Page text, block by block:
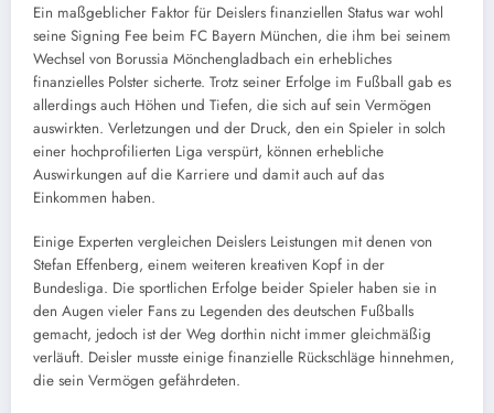
Ein maßgeblicher Faktor für Deislers finanziellen Status war wohl
seine Signing Fee beim FC Bayern München, die ihm bei seinem
Wechsel von Borussia Mönchengladbach ein erhebliches
finanzielles Polster sicherte. Trotz seiner Erfolge im Fußball gab es
allerdings auch Höhen und Tiefen, die sich auf sein Vermögen
auswirkten. Verletzungen und der Druck, den ein Spieler in solch
einer hochprofilierten Liga verspürt, können erhebliche
Auswirkungen auf die Karriere und damit auch auf das
Einkommen haben.
Einige Experten vergleichen Deislers Leistungen mit denen von
Stefan Effenberg, einem weiteren kreativen Kopf in der
Bundesliga. Die sportlichen Erfolge beider Spieler haben sie in
den Augen vieler Fans zu Legenden des deutschen Fußballs
gemacht, jedoch ist der Weg dorthin nicht immer gleichmäßig
verläuft. Deisler musste einige finanzielle Rückschläge hinnehmen,
die sein Vermögen gefährdeten.